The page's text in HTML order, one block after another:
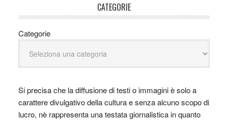
CATEGORIE
Categorie
Si precisa che la diffusione di testi o immagini è solo a
carattere divulgativo della cultura e senza alcuno scopo di
lucro, nè rappresenta una testata giornalistica in quanto